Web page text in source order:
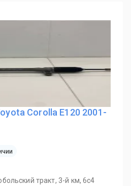
Corolla E120 2001-
тракт, 3-й км, 6с4